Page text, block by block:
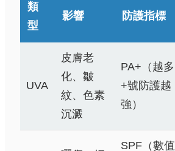
類
型
影響 防護指標
UVA
皮膚老
化、皺
紋、色素
沉澱
PA+（越多
+號防護越
強）
SPF（數值